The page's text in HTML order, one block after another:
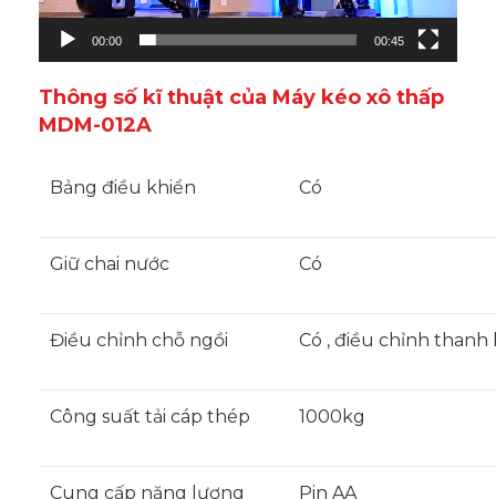
00:00 00:45
Thông số kĩ thuật của Máy kéo xô thấp
MDM-012A
Bảng điều khiển Có
Giữ chai nước Có
Điều chỉnh chỗ ngồi Có , điều chỉnh thanh
Công suất tải cáp thép 1000kg
Cung cấp năng lượng Pin AA